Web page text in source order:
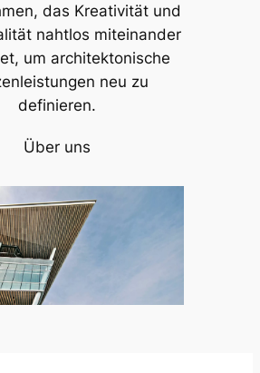
das Kreativität und
nahtlos miteinander
um architektonische
neu zu
definieren.
Über uns